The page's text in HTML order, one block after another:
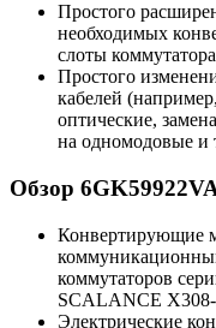
Простого
необходимых
слоты
Простого
кабелей
оптические,
на одномодовые и
Обзор
Конвертирующие
коммутаторов
SCALANCE
Электрические